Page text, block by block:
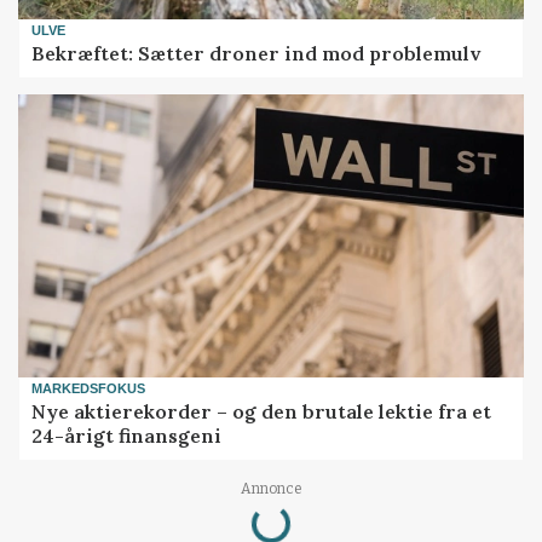
ULVE
Bekræftet: Sætter droner ind mod problemulv
MARKEDSFOKUS
Nye aktierekorder – og den brutale lektie fra et
24-årigt finansgeni
Annonce
Loading...